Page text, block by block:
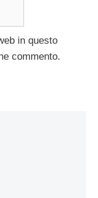
in questo
commento.